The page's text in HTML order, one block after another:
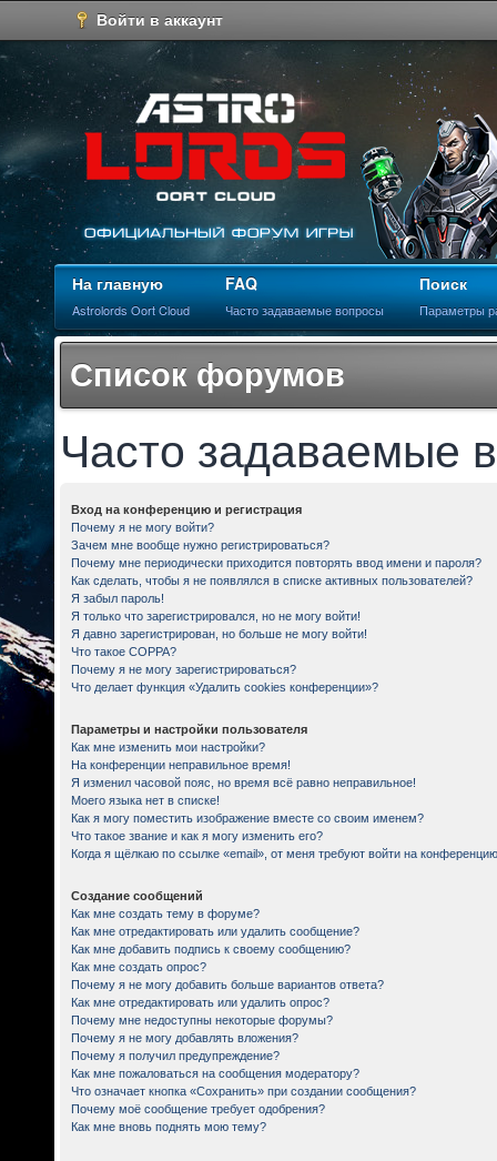
Войти в аккаунт
На главную
Astrolords Oort Cloud
FAQ
Часто задаваемые вопросы
Поиск
Параметры
Список форумов
Часто задаваемые
Вход на конференцию и регистрация
Почему я не могу войти?
Зачем мне вообще нужно регистрироваться?
Почему мне периодически приходится повторять ввод имени и пароля?
Как сделать, чтобы я не появлялся в списке активных пользователей?
Я забыл пароль!
Я только что зарегистрировался, но не могу войти!
Я давно зарегистрирован, но больше не могу войти!
Что такое COPPA?
Почему я не могу зарегистрироваться?
Что делает функция «Удалить cookies конференции»?
Параметры и настройки пользователя
Как мне изменить мои настройки?
На конференции неправильное время!
Я изменил часовой пояс, но время всё равно неправильное!
Моего языка нет в списке!
Как я могу поместить изображение вместе со своим именем?
Что такое звание и как я могу изменить его?
Когда я щёлкаю по ссылке «email», от меня требуют войти на
Создание сообщений
Как мне создать тему в форуме?
Как мне отредактировать или удалить сообщение?
Как мне добавить подпись к своему сообщению?
Как мне создать опрос?
Почему я не могу добавить больше вариантов ответа?
Как мне отредактировать или удалить опрос?
Почему мне недоступны некоторые форумы?
Почему я не могу добавлять вложения?
Почему я получил предупреждение?
Как мне пожаловаться на сообщения модератору?
Что означает кнопка «Сохранить» при создании сообщения?
Почему моё сообщение требует одобрения?
Как мне вновь поднять мою тему?